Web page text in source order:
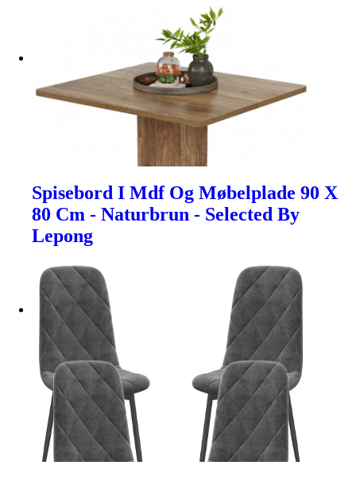
Spisebord I Mdf Og Møbelplade 90 X
80 Cm - Naturbrun - Selected By
Lepong